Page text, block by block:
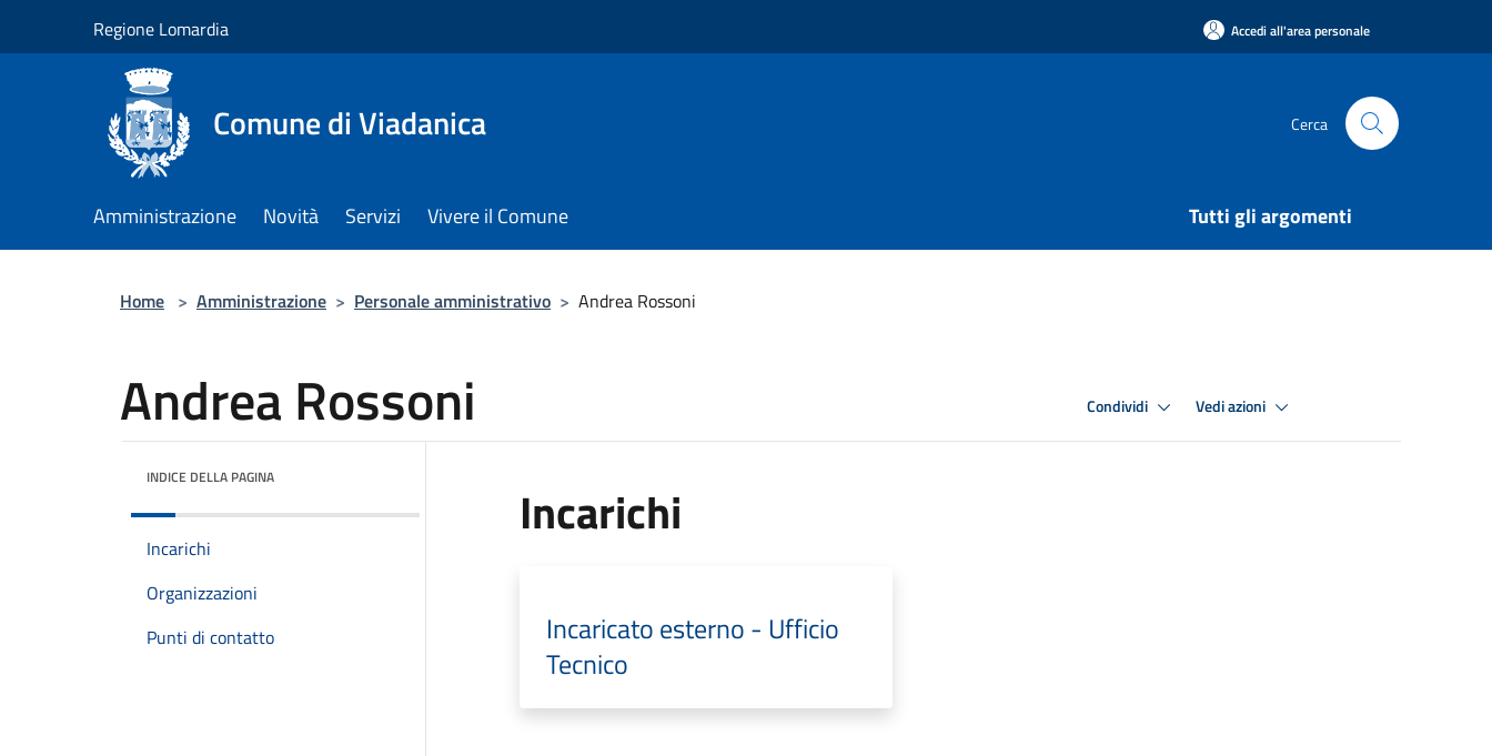
Regione Lomardia Accedi all'area personale
Comune di Viadanica Cerca
Amministrazione Novità Servizi Vivere il Comune Tutti gli argomenti
Home > Amministrazione > Personale amministrativo > Andrea Rossoni
Andrea Rossoni Condividi Vedi azioni
INDICE DELLA PAGINA
Incarichi
Organizzazioni
Punti di contatto
Incarichi
Incaricato esterno - Ufficio
Tecnico